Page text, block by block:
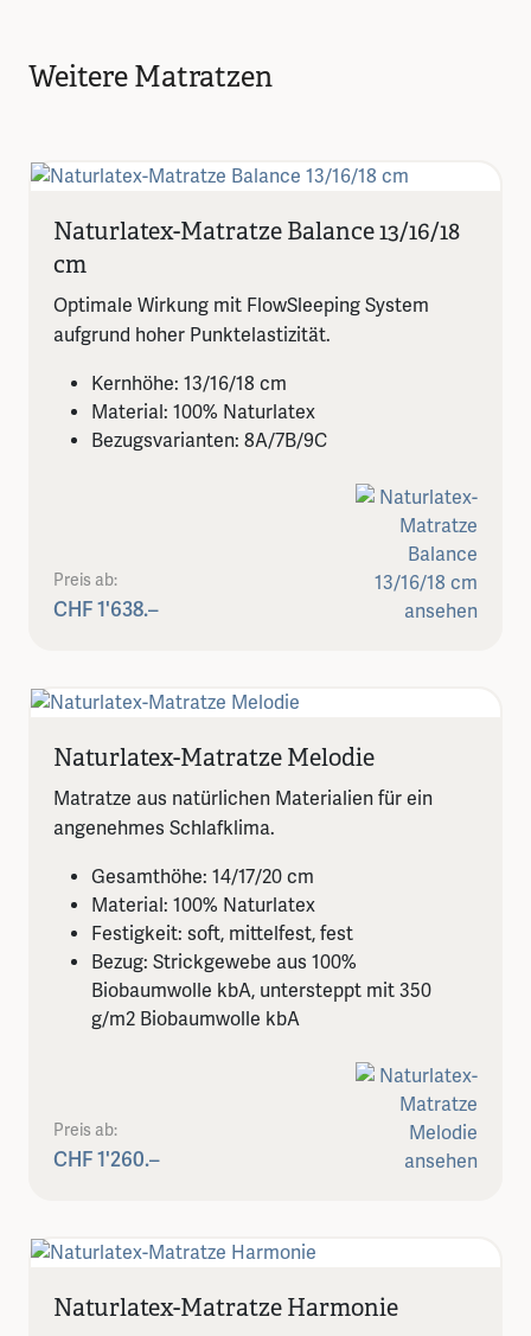
Weitere Matratzen
Naturlatex-Matratze Balance 13/16/18
cm
Optimale Wirkung mit FlowSleeping System
aufgrund hoher Punktelastizität.
Kernhöhe: 13/16/18 cm
Material: 100% Naturlatex
Bezugsvarianten: 8A/7B/9C
Preis ab:
CHF 1'638.–
Naturlatex-Matratze Melodie
Matratze aus natürlichen Materialien für ein
angenehmes Schlafklima.
Gesamthöhe: 14/17/20 cm
Material: 100% Naturlatex
Festigkeit: soft, mittelfest, fest
Bezug: Strickgewebe aus 100%
Biobaumwolle kbA, untersteppt mit 350
g/m2 Biobaumwolle kbA
Preis ab:
CHF 1'260.–
Naturlatex-Matratze Harmonie